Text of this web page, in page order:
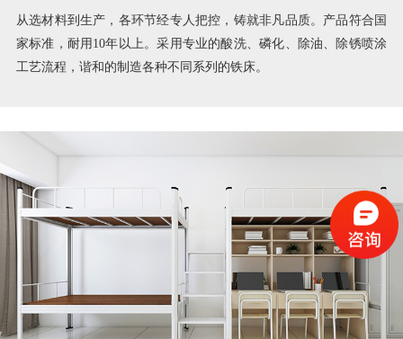
从选材料到生产，各环节经专人把控，铸就非凡品质。产品符合国
家标准，耐用10年以上。采用专业的酸洗、磷化、除油、除锈喷涂
工艺流程，谐和的制造各种不同系列的铁床。